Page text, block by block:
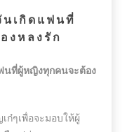
เกิดแฟนที่
งหลงรัก
นที่ผู้หญิงทุกคนจะต้อง
ๆเพื่อจะมอบให้ผู้